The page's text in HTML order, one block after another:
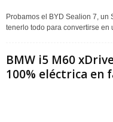
Probamos el BYD Sealion 7,
tenerlo todo para convertirse en
BMW i5 M60
100% eléctrica en